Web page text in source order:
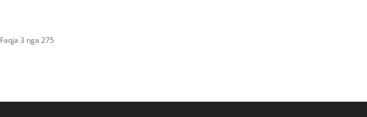
Faqja 3 nga 275